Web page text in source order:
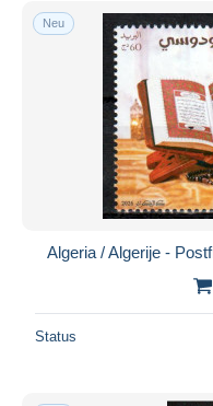
Neu
Algeria / Algerije -
Status